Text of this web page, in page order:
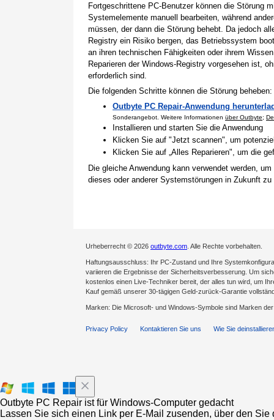
Fortgeschrittene PC-Benutzer können die Störung
Systemelemente manuell bearbeiten, während
müssen, der dann die Störung behebt. Da jedoch
Registry ein Risiko bergen, das Betriebssystem
an ihren technischen Fähigkeiten oder ihrem
Reparieren der Windows-Registry vorgesehen ist,
erforderlich sind.
Die folgenden Schritte können die Störung beheben:
Outbyte PC Repair-Anwendung
Sonderangebot. Weitere Informationen über Outbyte;
Installieren und starten Sie die Anwendung
Klicken Sie auf "Jetzt scannen", um
Klicken Sie auf „Alles Reparieren", um die
Die gleiche Anwendung kann verwendet werden,
dieses oder anderer Systemstörungen in Zukunft zu
Urheberrecht © 2026 outbyte.com . Alle Rechte vorbehalten.
Haftungsausschluss: Ihr PC-Zustand und Ihre
variieren die Ergebnisse der Sicherheitsverbesserung. Um
kostenlos einen Live-Techniker bereit, der alles tun wird, um
Kauf gemäß unserer 30-tägigen Geld-zurück-Garantie
Marken: Die Microsoft- und Windows-Symbole sind Marken
Privacy Policy Kontaktieren Sie uns Wie Sie
Outbyte PC Repair ist für Windows-Computer gedacht
Lassen Sie sich einen Link per E-Mail zusenden, über den